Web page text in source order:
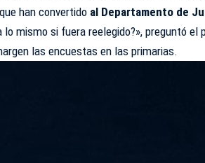
han convertido al Departamento de
lo mismo si fuera reelegido?», preguntó el
las encuestas en las primarias.